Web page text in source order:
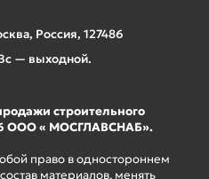
Россия, 127486
— выходной.
строительного
ООО « МОСГЛАВСНАБ».
право в одностороннем
материалов, менять